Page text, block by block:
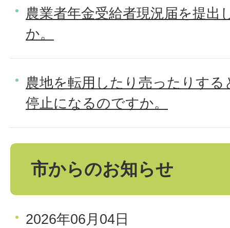
農業者年金受給者現況届を提出
か。
農地を転用したり売ったりする
停止になるのですか。
市からのお知らせ
2026年06月04日